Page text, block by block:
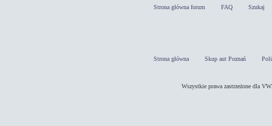
Strona główna forum FAQ Szukaj
Strona główna Skup aut Poznań
Wszystkie prawa zastrzeżone dla